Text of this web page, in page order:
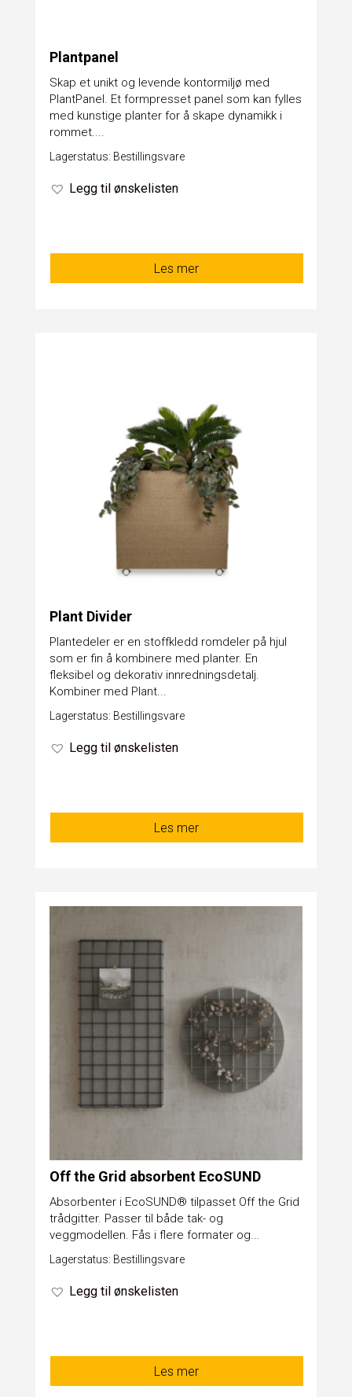
Plantpanel
Skap et unikt og levende kontormiljø med
PlantPanel. Et formpresset panel som kan fylles
med kunstige planter for å skape dynamikk i
rommet....
Lagerstatus: Bestillingsvare
Legg til ønskelisten
Les mer
Plant Divider
Plantedeler er en stoffkledd romdeler på hjul
som er fin å kombinere med planter. En
fleksibel og dekorativ innredningsdetalj.
Kombiner med Plant...
Lagerstatus: Bestillingsvare
Legg til ønskelisten
Les mer
Off the Grid absorbent EcoSUND
Absorbenter i EcoSUND® tilpasset Off the Grid
trådgitter. Passer til både tak- og
veggmodellen. Fås i flere formater og...
Lagerstatus: Bestillingsvare
Legg til ønskelisten
Les mer